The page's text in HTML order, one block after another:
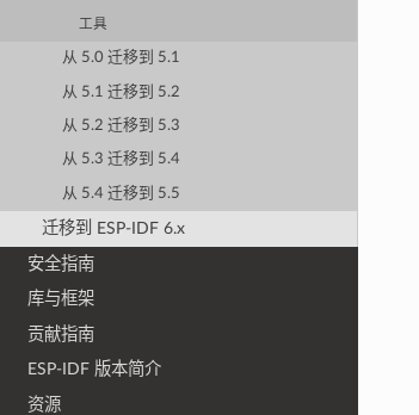
工具
从 5.0 迁移到 5.1
从 5.1 迁移到 5.2
从 5.2 迁移到 5.3
从 5.3 迁移到 5.4
从 5.4 迁移到 5.5
迁移到 ESP-IDF 6.x
安全指南
库与框架
贡献指南
ESP-IDF 版本简介
资源